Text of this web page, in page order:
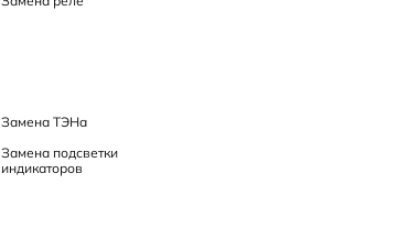
Замена ТЭНа
Замена подсветки
индикаторов